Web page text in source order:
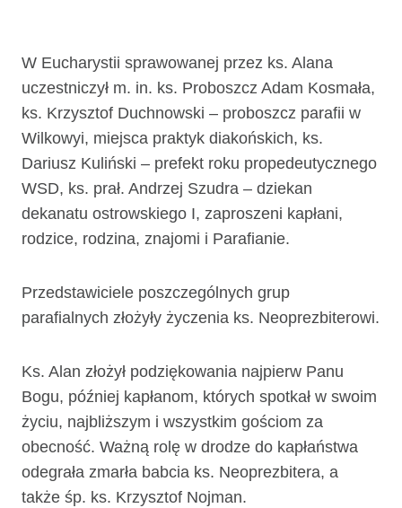
W Eucharystii sprawowanej przez ks. Alana
uczestniczył m. in. ks. Proboszcz Adam Kosmała,
ks. Krzysztof Duchnowski – proboszcz parafii w
Wilkowyi, miejsca praktyk diakońskich, ks.
Dariusz Kuliński – prefekt roku propedeutycznego
WSD, ks. prał. Andrzej Szudra – dziekan
dekanatu ostrowskiego I, zaproszeni kapłani,
rodzice, rodzina, znajomi i Parafianie.
Przedstawiciele poszczególnych grup
parafialnych złożyły życzenia ks. Neoprezbiterowi.
Ks. Alan złożył podziękowania najpierw Panu
Bogu, później kapłanom, których spotkał w swoim
życiu, najbliższym i wszystkim gościom za
obecność. Ważną rolę w drodze do kapłaństwa
odegrała zmarła babcia ks. Neoprezbitera, a
także śp. ks. Krzysztof Nojman.